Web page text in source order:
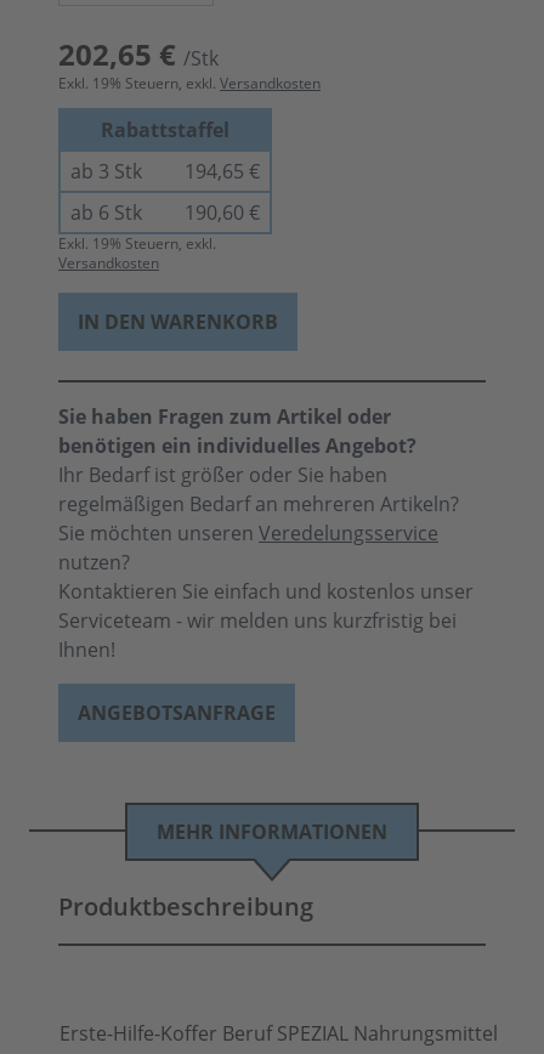
202,65 € /Stk
Exkl. 19% Steuern, exkl. Versandkosten
Rabattstaffel
ab 3 Stk
194,65 €
ab 6 Stk
190,60 €
Exkl. 19% Steuern, exkl.
Versandkosten
IN DEN WARENKORB
Sie haben Fragen zum Artikel oder
benötigen ein individuelles Angebot?
Ihr Bedarf ist größer oder Sie haben
regelmäßigen Bedarf an mehreren Artikeln?
Sie möchten unseren Veredelungsservice
nutzen?
Kontaktieren Sie einfach und kostenlos unser
Serviceteam - wir melden uns kurzfristig bei
Ihnen!
ANGEBOTSANFRAGE
MEHR INFORMATIONEN
Produktbeschreibung
Erste-Hilfe-Koffer Beruf SPEZIAL Nahrungsmittel